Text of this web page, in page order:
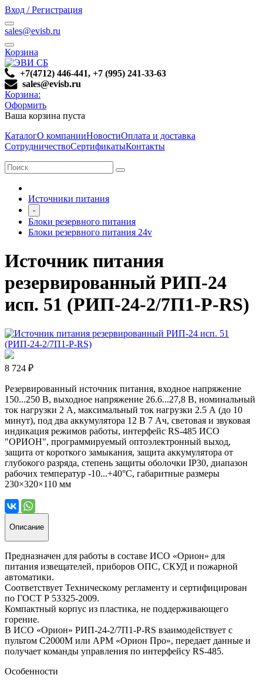
Вход / Регистрация
sales@evisb.ru
Корзина
+7(4712) 446-441, +7 (995) 241-33-63
sales@evisb.ru
Корзина:
Оформить
Ваша корзина пуста
КаталогО компанииНовостиОплата и доставка
СотрудничествоСертификатыКонтакты
Источники питания
-
Блоки резервного питания
Блоки резервного питания 24v
Источник питания
резервированный РИП-24
исп. 51 (РИП-24-2/7П1-Р-RS)
8 724 ₽
Резервированный источник питания, входное напряжение
150...250 В, выходное напряжение 26.6...27,8 В, номинальный
ток нагрузки 2 А, максимальный ток нагрузки 2.5 А (до 10
минут), под два аккумулятора 12 В 7 Ач, световая и звуковая
индикация режимов работы, интерфейс RS-485 ИСО
"ОРИОН", программируемый оптоэлектронный выход,
защита от короткого замыкания, защита аккумулятора от
глубокого разряда, степень защиты оболочки IP30, диапазон
рабочих температур -10...+40°С, габаритные размеры
230×320×110 мм
Описание
Предназначен для работы в составе ИСО «Орион» для
питания извещателей, приборов ОПС, СКУД и пожарной
автоматики.
Соответствует Техническому регламенту и сертифицирован
по ГОСТ Р 53325-2009.
Компактный корпус из пластика, не поддерживающего
горение.
В ИСО «Орион» РИП-24-2/7П1-Р-RS взаимодействует с
пультом С2000M или АРМ «Орион Про», передает данные и
получает команды управления по интерфейсу RS-485.
Особенности